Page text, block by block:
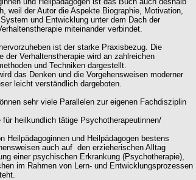
weil der Autor die Aspekte Biographie, Motivation,
und Entwicklung unter dem Dach der
miteinander verbindet.
ist der starke Praxisbezug. Die
der Verhaltenstherapie wird an zahlreichen
und Techniken dargestellt.
das Denken und die Vorgehensweisen moderner
leicht verständlich dargeboten.
sehr viele Parallelen zur eigenen Fachdisziplin
heilkundlich tätige Psychotherapeutinnen/
Heilpädagoginnen und Heilpädagogen bestens
auch auf den erzieherischen Alltag
einer psychischen Erkrankung (Psychotherapie),
im Rahmen von Lern- und Entwicklungsprozessen